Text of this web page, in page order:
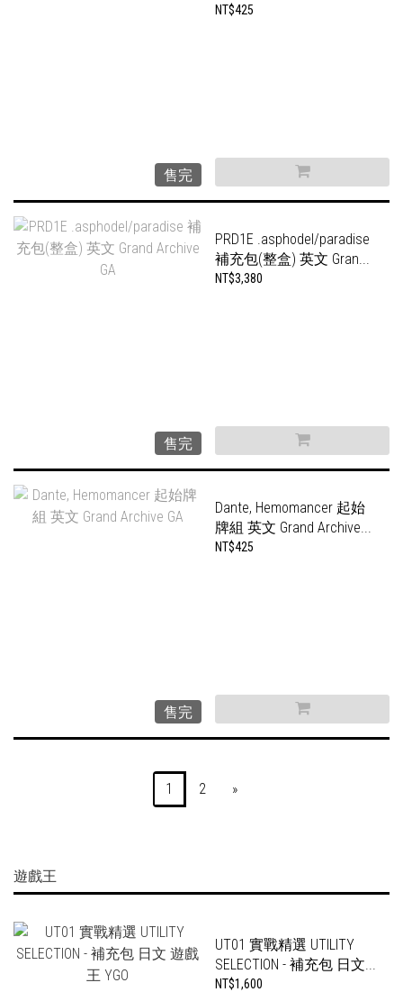
售完
NT$425
售完
PRD1E .asphodel/paradise
補充包(整盒) 英文 Gran...
NT$3,380
售完
Dante, Hemomancer 起始
牌組 英文 Grand Archive...
NT$425
1 2 »
遊戲王
UT01 實戰精選 UTILITY
SELECTION - 補充包 日文...
NT$1,600